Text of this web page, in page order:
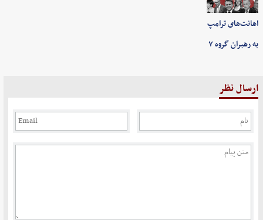
اهانت‌های ترامپ
به رهبران گروه ۷
ارسال نظر